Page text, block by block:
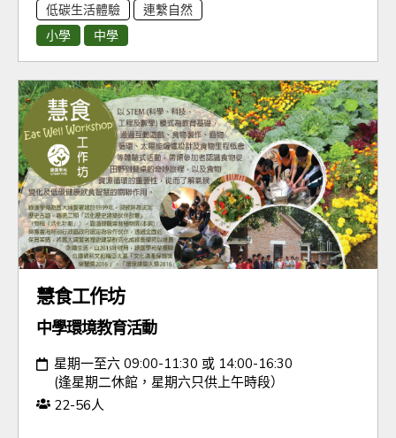
低碳生活體驗
連繫自然
小學
中學
慧食工作坊
中學環境教育活動
日期：
星期一至六 09:00-11:30 或 14:00-16:30
(逢星期二休館，星期六只供上午時段）
人數：
22-56人